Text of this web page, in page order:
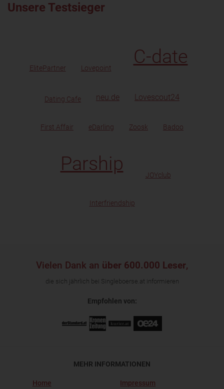
Unsere Testsieger
ElitePartner Lovepoint
C-date
Dating Cafe neu.de Lovescout24
First Affair eDarling Zoosk Badoo
Parship
JOYclub
Interfriendship
Vielen Dank an über 600.000 Leser,
die sich jährlich bei Singleboerse.at informieren
Empfohlen von:
MEHR INFORMATIONEN
Home Impressum